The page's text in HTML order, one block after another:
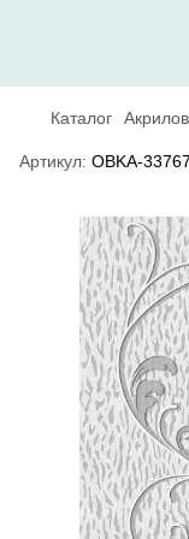
Каталог
Артикул: OBKA-33767